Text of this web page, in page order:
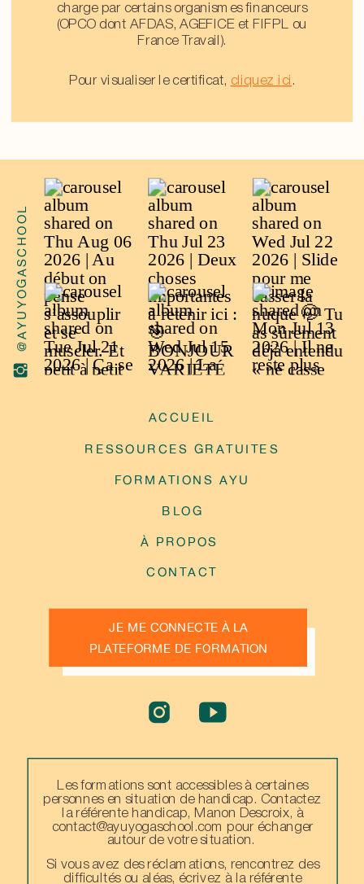
charge par certains organismes financeurs
(OPCO dont AFDAS, AGEFICE et FIFPL ou
France Travail).
Pour visualiser le certificat, cliquez ici
JE ME CONNECTE À LA
PLATEFORME DE FORMATION
BLOG
FORMATIONS AYU
RESSOURCES GRATUITES
À PROPOS
@AYUYOGASCHOOL
ACCUEIL
CONTACT
Les formations sont accessibles à certaines
personnes en situation de handicap. Contactez
la référente handicap, Manon Descroix, à
contact@ayuyogaschool.com pour échanger
autour de votre situation.
Si vous avez des réclamations, rencontrez des
difficultés ou aléas, écrivez à la référente